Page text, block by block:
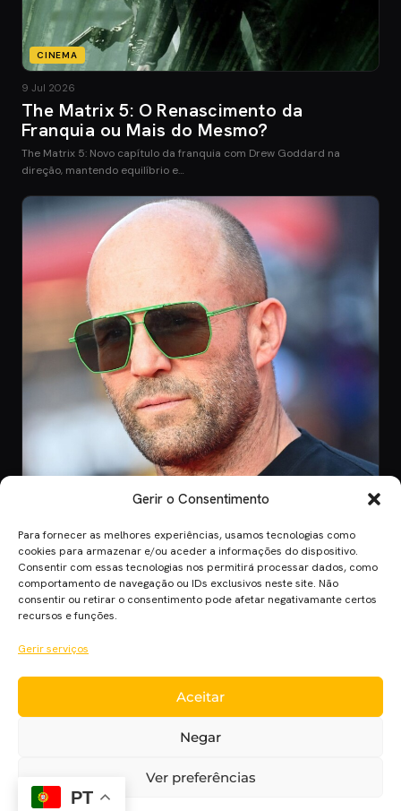
Gerir o Consentimento
Para fornecer as melhores experiências, usamos tecnologias como
cookies para armazenar e/ou aceder a informações do dispositivo.
Consentir com essas tecnologias nos permitirá processar dados, como
comportamento de navegação ou IDs exclusivos neste site. Não
consentir ou retirar o consentimento pode afetar negativamante certos
recursos e funções.
Gerir serviços
Aceitar
Negar
Ver preferências
CINEMA
9 Jul 2026
The Matrix 5: O Renascimento da
Franquia ou Mais do Mesmo?
The Matrix 5: Novo capítulo da franquia com Drew Goddard na
direção, mantendo equilíbrio e…
CINEMA
8 Jul 2026
Mutiny: O Novo Thriller de Ação de Jason
Statham em 2026
quando o filme chega aos cinem…
Sobre
PT